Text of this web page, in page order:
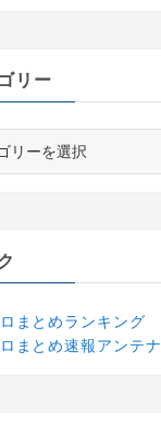
リー
まとめランキング
まとめ速報アンテナ